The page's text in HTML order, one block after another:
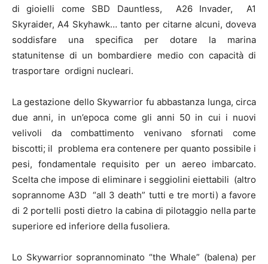
di gioielli come SBD Dauntless, A26 Invader, A1
Skyraider, A4 Skyhawk… tanto per citarne alcuni, doveva
soddisfare una specifica per dotare la marina
statunitense di un bombardiere medio con capacità di
trasportare ordigni nucleari.
La gestazione dello Skywarrior fu abbastanza lunga, circa
due anni, in un’epoca come gli anni 50 in cui i nuovi
velivoli da combattimento venivano sfornati come
biscotti; il problema era contenere per quanto possibile i
pesi, fondamentale requisito per un aereo imbarcato.
Scelta che impose di eliminare i seggiolini eiettabili (altro
soprannome A3D “all 3 death” tutti e tre morti) a favore
di 2 portelli posti dietro la cabina di pilotaggio nella parte
superiore ed inferiore della fusoliera.
Lo Skywarrior soprannominato “the Whale” (balena) per